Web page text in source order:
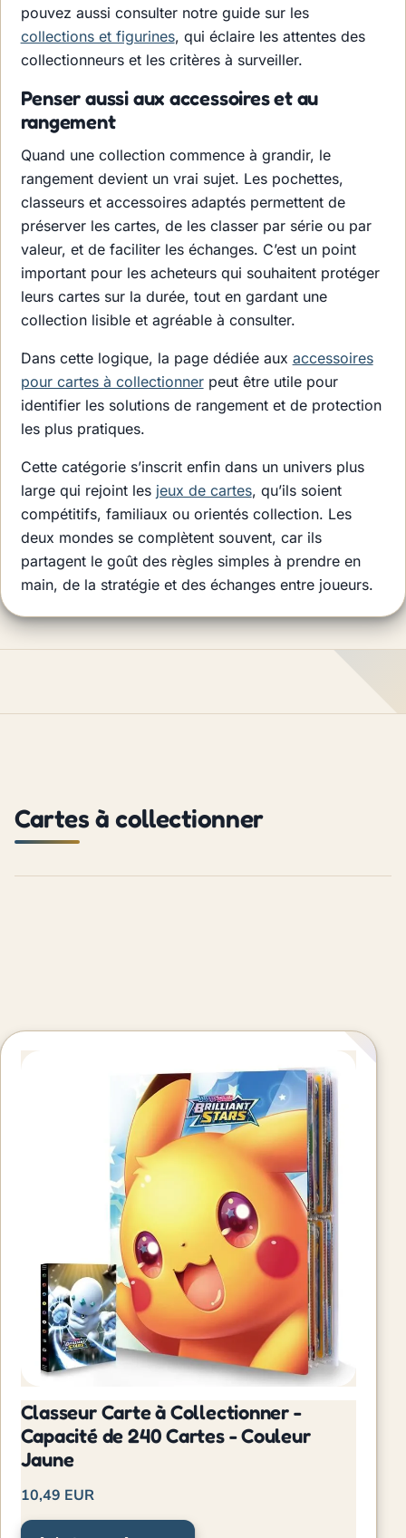
pouvez aussi consulter notre guide sur les
collections et figurines, qui éclaire les attentes des
collectionneurs et les critères à surveiller.
Penser aussi aux accessoires et au
rangement
Quand une collection commence à grandir, le
rangement devient un vrai sujet. Les pochettes,
classeurs et accessoires adaptés permettent de
préserver les cartes, de les classer par série ou par
valeur, et de faciliter les échanges. C’est un point
important pour les acheteurs qui souhaitent protéger
leurs cartes sur la durée, tout en gardant une
collection lisible et agréable à consulter.
Dans cette logique, la page dédiée aux accessoires
pour cartes à collectionnerpeut être utile pour
identifier les solutions de rangement et de protection
les plus pratiques.
Cette catégorie s’inscrit enfin dans un univers plus
large qui rejoint les jeux de cartes, qu’ils soient
compétitifs, familiaux ou orientés collection. Les
deux mondes se complètent souvent, car ils
partagent le goût des règles simples à prendre en
main, de la stratégie et des échanges entre joueurs.
Cartes à collectionner
Classeur Carte à Collectionner -
Capacité de 240 Cartes - Couleur
Jaune
10,49 EUR